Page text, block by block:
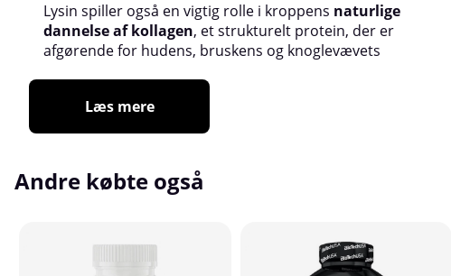
Lysin spiller også en vigtig rolle i kroppens naturlige
dannelse af kollagen, et strukturelt protein, der er
afgørende for hudens, bruskens og knoglevævets
Læs mere
Andre købte også